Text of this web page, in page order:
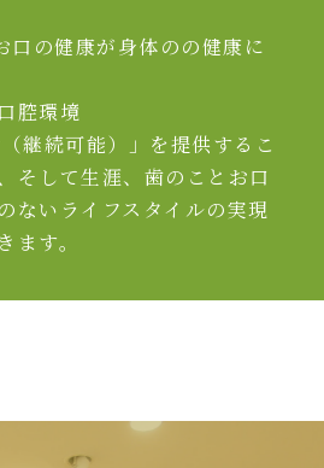
口の健康が身体のの健康に
腔環境
継続可能）」を提供するこ
そして生涯、歯のことお口
ないライフスタイルの実現
ます。